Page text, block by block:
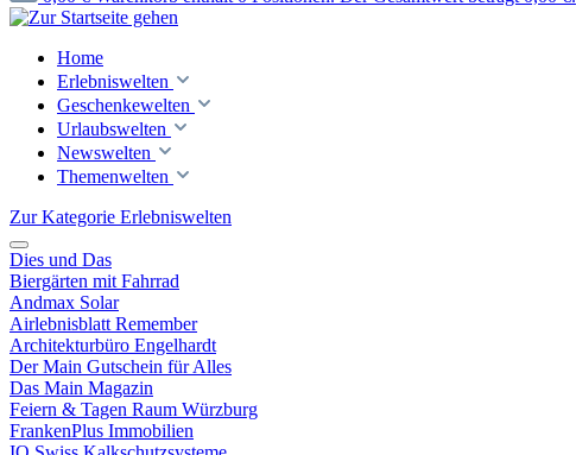
Home
Erlebniswelten
Geschenkewelten
Urlaubswelten
Newswelten
Themenwelten
Zur Kategorie Erlebniswelten
Dies und Das
Biergärten mit Fahrrad
Andmax Solar
Airlebnisblatt Remember
Architekturbüro Engelhardt
Der Main Gutschein für Alles
Das Main Magazin
Feiern & Tagen Raum Würzburg
FrankenPlus Immobilien